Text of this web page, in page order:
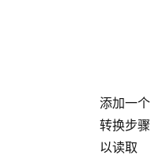
添加一个
转换步骤
以读取